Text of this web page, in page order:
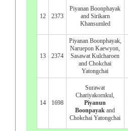
12 2373
Piyanan Boonphayak
and Sirikarn
Khansumled
13 2374
Piyanan Boonphayak,
Naruepon Kaewyon,
Sasawat Kulcharoen
and Chokchai
Yatongchai
14 1698
Surawat
Chariyakornkul,
Piyanun
Boonpayak and
Chokchai Yatongchai